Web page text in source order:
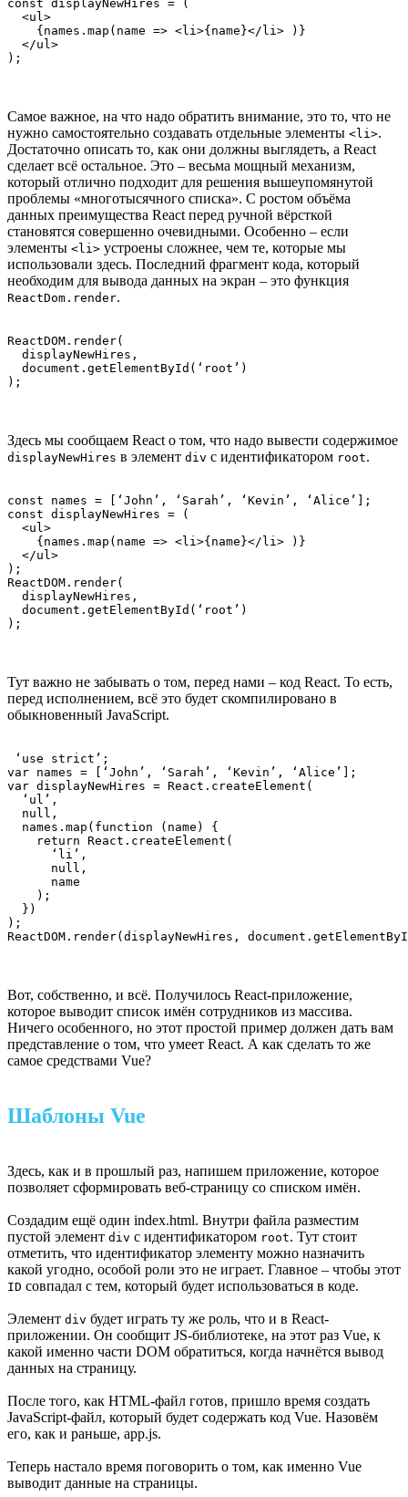
const displayNewHires = (
<ul>
{names.map(name => <li>{name}</li> )}
</ul>
);
Самое важное, на что надо обратить внимание, это то, что не
нужно самостоятельно создавать отдельные элементы <li>.
Достаточно описать то, как они должны выглядеть, a React
сделает всё остальное. Это – весьма мощный механизм,
который отлично подходит для решения вышеупомянутой
проблемы «многотысячного списка». С ростом объёма
данных преимущества React перед ручной вёрсткой
становятся совершенно очевидными. Особенно – если
элементы <li> устроены сложнее, чем те, которые мы
использовали здесь. Последний фрагмент кода, который
необходим для вывода данных на экран – это функция
ReactDom.render.
ReactDOM.render(
displayNewHires,
document.getElementById(‘root’)
);
Здесь мы сообщаем React о том, что надо вывести содержимое
displayNewHires в элемент div с идентификатором root.
const names = [‘John’, ‘Sarah’, ‘Kevin’, ‘Alice’];
const displayNewHires = (
<ul>
{names.map(name => <li>{name}</li> )}
</ul>
);
ReactDOM.render(
displayNewHires,
document.getElementById(‘root’)
);
Тут важно не забывать о том, перед нами – код React. То есть,
перед исполнением, всё это будет скомпилировано в
обыкновенный JavaScript.
‘use strict’;
var names = [‘John’, ‘Sarah’, ‘Kevin’, ‘Alice’];
var displayNewHires = React.createElement(
‘ul’,
null,
names.map(function (name) {
return React.createElement(
‘li’,
null,
name
);
})
);
ReactDOM.render(displayNewHires,
Вот, собственно, и всё. Получилось React-приложение,
которое выводит список имён сотрудников из массива.
Ничего особенного, но этот простой пример должен дать вам
представление о том, что умеет React. А как сделать то же
самое средствами Vue?
Шаблоны Vue
Здесь, как и в прошлый раз, напишем приложение, которое
позволяет сформировать веб-страницу со списком имён.
Создадим ещё один index.html. Внутри файла разместим
пустой элемент div с идентификатором root. Тут стоит
отметить, что идентификатор элементу можно назначить
какой угодно, особой роли это не играет. Главное – чтобы этот
ID совпадал с тем, который будет использоваться в коде.
Элемент div будет играть ту же роль, что и в React-
приложении. Он сообщит JS-библиотеке, на этот раз Vue, к
какой именно части DOM обратиться, когда начнётся вывод
данных на страницу.
После того, как HTML-файл готов, пришло время создать
JavaScript-файл, который будет содержать код Vue. Назовём
его, как и раньше, app.js.
Теперь настало время поговорить о том, как именно Vue
выводит данные на страницы.